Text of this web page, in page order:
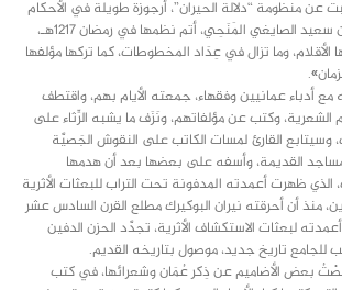
منظومة “دلالة الحيران”، أرجوزة طويلة في الأحكام
والأديان، للفقيه سالم بن سعيد الصايغي المَنَحِي، أتم نظمها في رمضان 1217هـ،
الأقلام، وما تزال في عِدَاد المخطوطات، كما تركها مؤلفها
أدباء عمانيين وفقهاء، جمعته الأيام بهم، واقتطف
وكتب عن مؤلفاتهم، ونَزَف ما يشبه الرِّثاء على
وسيتابع القارئ لمسات الكاتب على النقوش الجَصيَّة
القديمة، وأسفه على بعضها بعد أن هدمها
الذي ظهرت أعمدته المدفونة تحت التراب للبعثات الأثرية
منذ أن أحرقته نيران البوكيرك مطلع القرن السادس عشر
لبعثات الاستكشاف الأثرية، تجدَّد الحزن الدفين
للجامع تاريخ جديد، موصول بتاريخه القديم.
بعض الأضاميم عن ذِكر عُمَان وشعرائها، في كتب